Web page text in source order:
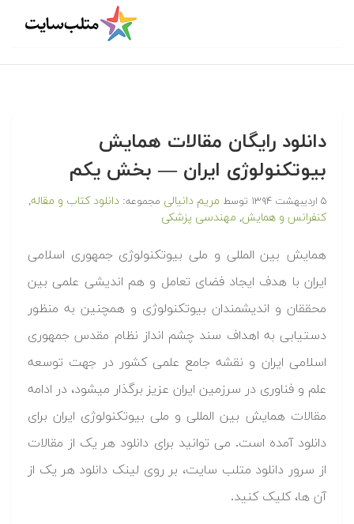
دانلود رایگان مقالات همایش
بیوتکنولوژی ایران — بخش یکم
۵ اردیبهشت ۱۳۹۴ توسط مریم دانیالی مجموعه: دانلود کتاب و مقاله,
کنفرانس و همایش, مهندسی پزشکی
همایش بین المللی و ملی بیوتکنولوژی جمهوری اسلامی
ایران با هدف ایجاد فضای تعامل و هم اندیشی علمی بین
محققان و اندیشمندان بیوتکنولوژی و همچنین به منظور
دستیابی به اهداف سند چشم انداز نظام مقدس جمهوری
اسلامی ایران و نقشه جامع علمی کشور در جهت توسعه
علم و فناوری در سرزمین ایران عزیز برگذار میشود، در ادامه
مقالات همایش بین المللی و ملی بیوتکنولوژی ایران برای
دانلود آمده است. می توانید برای دانلود هر یک از مقالات
از سرور دانلود متلب سایت، بر روی لینک دانلود هر یک از
آن ها، کلیک کنید.